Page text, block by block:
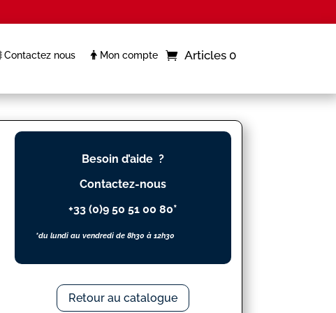
Contactez nous Mon compte Articles 0
Besoin d’aide ?
Contactez-nous
+33 (0)9 50 51 00 80*
*du lundi au vendredi de 8h30 à 12h30
Retour au catalogue